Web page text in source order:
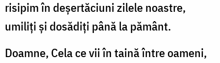
risipim în deșertăciuni zilele noastre,
umiliți și dosădiți până la pământ.
Doamne, Cela ce vii în taină între oameni,